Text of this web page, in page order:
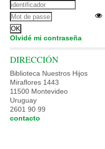
Olvidé mi contraseña
DIRECCIÓN
Biblioteca Nuestros Hijos
Miraflores 1443
11500 Montevideo
Uruguay
2601 90 99
contacto